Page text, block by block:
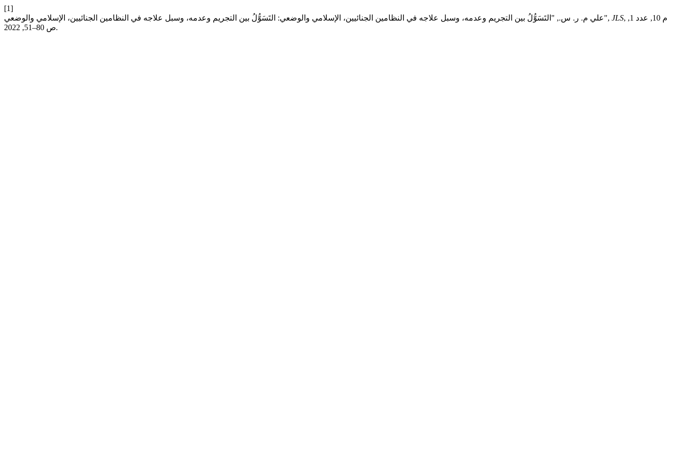
[1]
علي م. ر. س., "التَسَوُّلُ بين التجريم وعدمه، وسبل علاجه في النظامين الجنائيين، الإسلامي والوضعي: التَسَوُّلُ بين التجريم وعدمه، وسبل علاجه في النظامين الجنائيين، الإسلامي والوضعي", JLS, م 10, عدد 1,
ص 80–51, 2022.